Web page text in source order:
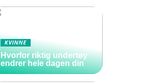
KVINNE
Hvorfor riktig undertøy
endrer hele dagen din